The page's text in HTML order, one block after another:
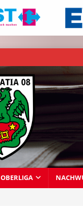
OBERLIGA